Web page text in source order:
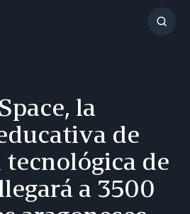
la
de
de
a 3500